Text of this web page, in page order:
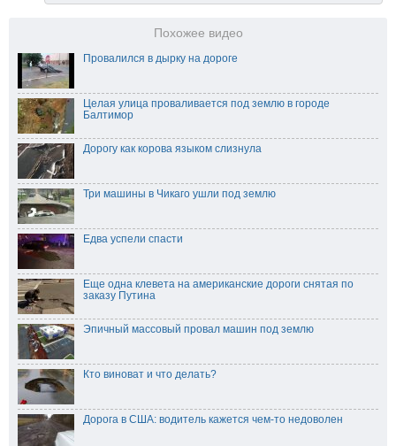
Похожее видео
Провалился в дырку на дороге
Целая улица проваливается под землю в городе
Балтимор
Дорогу как корова языком слизнула
Три машины в Чикаго ушли под землю
Едва успели спасти
Еще одна клевета на американские дороги снятая по
заказу Путина
Эпичный массовый провал машин под землю
Кто виноват и что делать?
Дорога в США: водитель кажется чем-то недоволен